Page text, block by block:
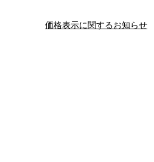
夫との関係
新津春子 どか食い
価格表示に関するお知らせ